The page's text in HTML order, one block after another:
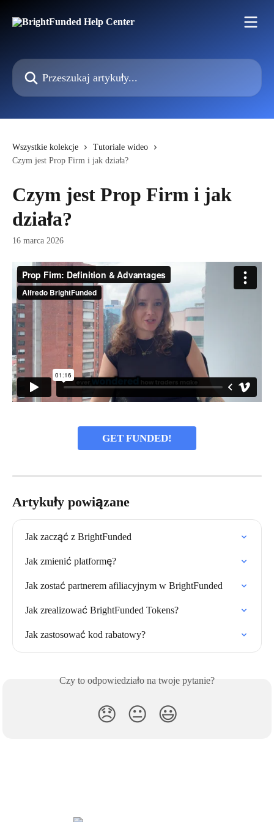
Przeszukaj artykuły...
Wszystkie kolekcje
Tutoriale wideo
Czym jest Prop Firm i jak działa?
Czym jest Prop Firm i jak
działa?
16 marca 2026
GET FUNDED!
Artykuły powiązane
Jak zacząć z BrightFunded
Jak zmienić platformę?
Jak zostać partnerem afiliacyjnym w BrightFunded
Jak zrealizować BrightFunded Tokens?
Jak zastosować kod rabatowy?
Czy to odpowiedziało na twoje pytanie?
😞 😐 😃